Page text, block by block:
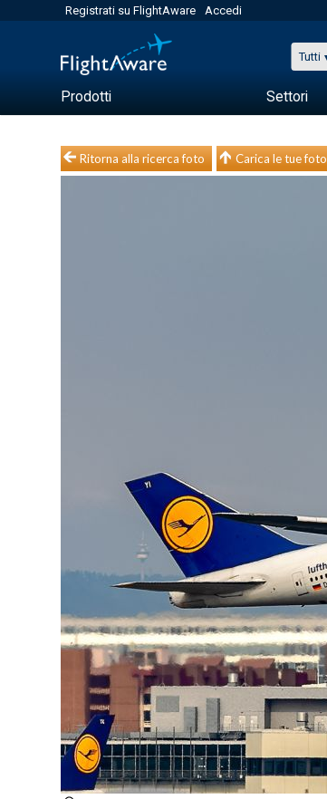
Registrati su FlightAware Accedi
Tutti
Prodotti Settori
Ritorna alla ricerca foto Carica le tue foto